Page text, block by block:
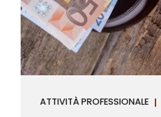
ATTIVITÀ PROFESSIONALE